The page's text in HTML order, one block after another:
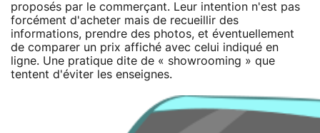
proposés par le commerçant. Leur intention n'est pas
forcément d'acheter mais de recueillir des
informations, prendre des photos, et éventuellement
de comparer un prix affiché avec celui indiqué en
ligne. Une pratique dite de « showrooming » que
tentent d'éviter les enseignes.